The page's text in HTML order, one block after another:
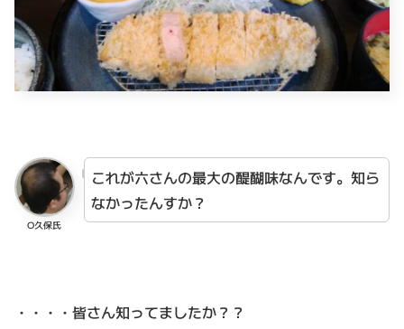
O久保氏
これが六さんの最大の醍醐味なんです。知ら
なかったんすか？
・・・・皆さん知ってましたか？？